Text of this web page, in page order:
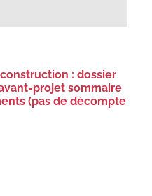
: dossier
projet sommaire
(pas de décompte